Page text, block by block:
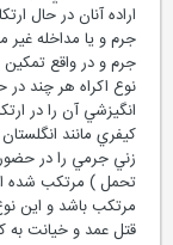
اراده آنان در حال
جرم و يا مداخله
جرم و در واقع تمكين
نوع اكراه هر چند در
انگيزشي آن را در
كيفري مانند
زني جرمي را در حضور
تحمل ) مرتكب شده
مرتكب باشد و اين نوع
قتل عمد و خيانت به